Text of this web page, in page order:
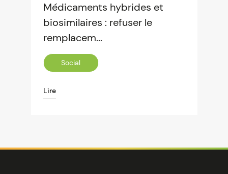
Médicaments hybrides et
biosimilaires : refuser le
remplacem...
Social
Lire